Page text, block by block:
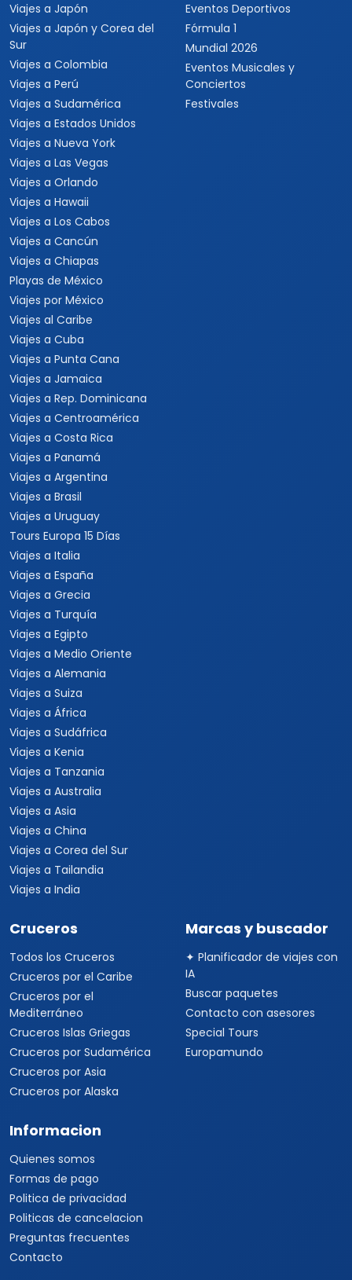
Viajes a Japón
Viajes a Japón y Corea del
Sur
Viajes a Colombia
Viajes a Perú
Viajes a Sudamérica
Viajes a Estados Unidos
Viajes a Nueva York
Viajes a Las Vegas
Viajes a Orlando
Viajes a Hawaii
Viajes a Los Cabos
Viajes a Cancún
Viajes a Chiapas
Playas de México
Viajes por México
Viajes al Caribe
Viajes a Cuba
Viajes a Punta Cana
Viajes a Jamaica
Viajes a Rep. Dominicana
Viajes a Centroamérica
Viajes a Costa Rica
Viajes a Panamá
Viajes a Argentina
Viajes a Brasil
Viajes a Uruguay
Tours Europa 15 Días
Viajes a Italia
Viajes a España
Viajes a Grecia
Viajes a Turquía
Viajes a Egipto
Viajes a Medio Oriente
Viajes a Alemania
Viajes a Suiza
Viajes a África
Viajes a Sudáfrica
Viajes a Kenia
Viajes a Tanzania
Viajes a Australia
Viajes a Asia
Viajes a China
Viajes a Corea del Sur
Viajes a Tailandia
Viajes a India
Eventos Deportivos
Fórmula 1
Mundial 2026
Eventos Musicales y
Conciertos
Festivales
Cruceros
Todos los Cruceros
Cruceros por el Caribe
Cruceros por el
Mediterráneo
Cruceros Islas Griegas
Cruceros por Sudamérica
Cruceros por Asia
Cruceros por Alaska
Marcas y buscador
✦ Planificador de viajes con
IA
Buscar paquetes
Contacto con asesores
Special Tours
Europamundo
Informacion
Quienes somos
Formas de pago
Politica de privacidad
Politicas de cancelacion
Preguntas frecuentes
Contacto